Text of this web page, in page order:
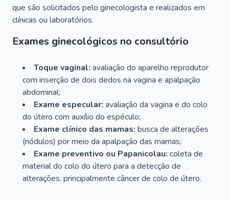
que são solicitados pelo ginecologista e realizados em
clínicas ou laboratórios.
Exames ginecológicos no consultório
Toque vaginal: avaliação do aparelho reprodutor
com inserção de dois dedos na vagina e apalpação
abdominal;
Exame especular: avaliação da vagina e do colo
do útero com auxílio do espéculo;
Exame clínico das mamas: busca de alterações
(nódulos) por meio da apalpação das mamas;
Exame preventivo ou Papanicolau: coleta de
material do colo do útero para a detecção de
alterações, principalmente câncer de colo de útero.